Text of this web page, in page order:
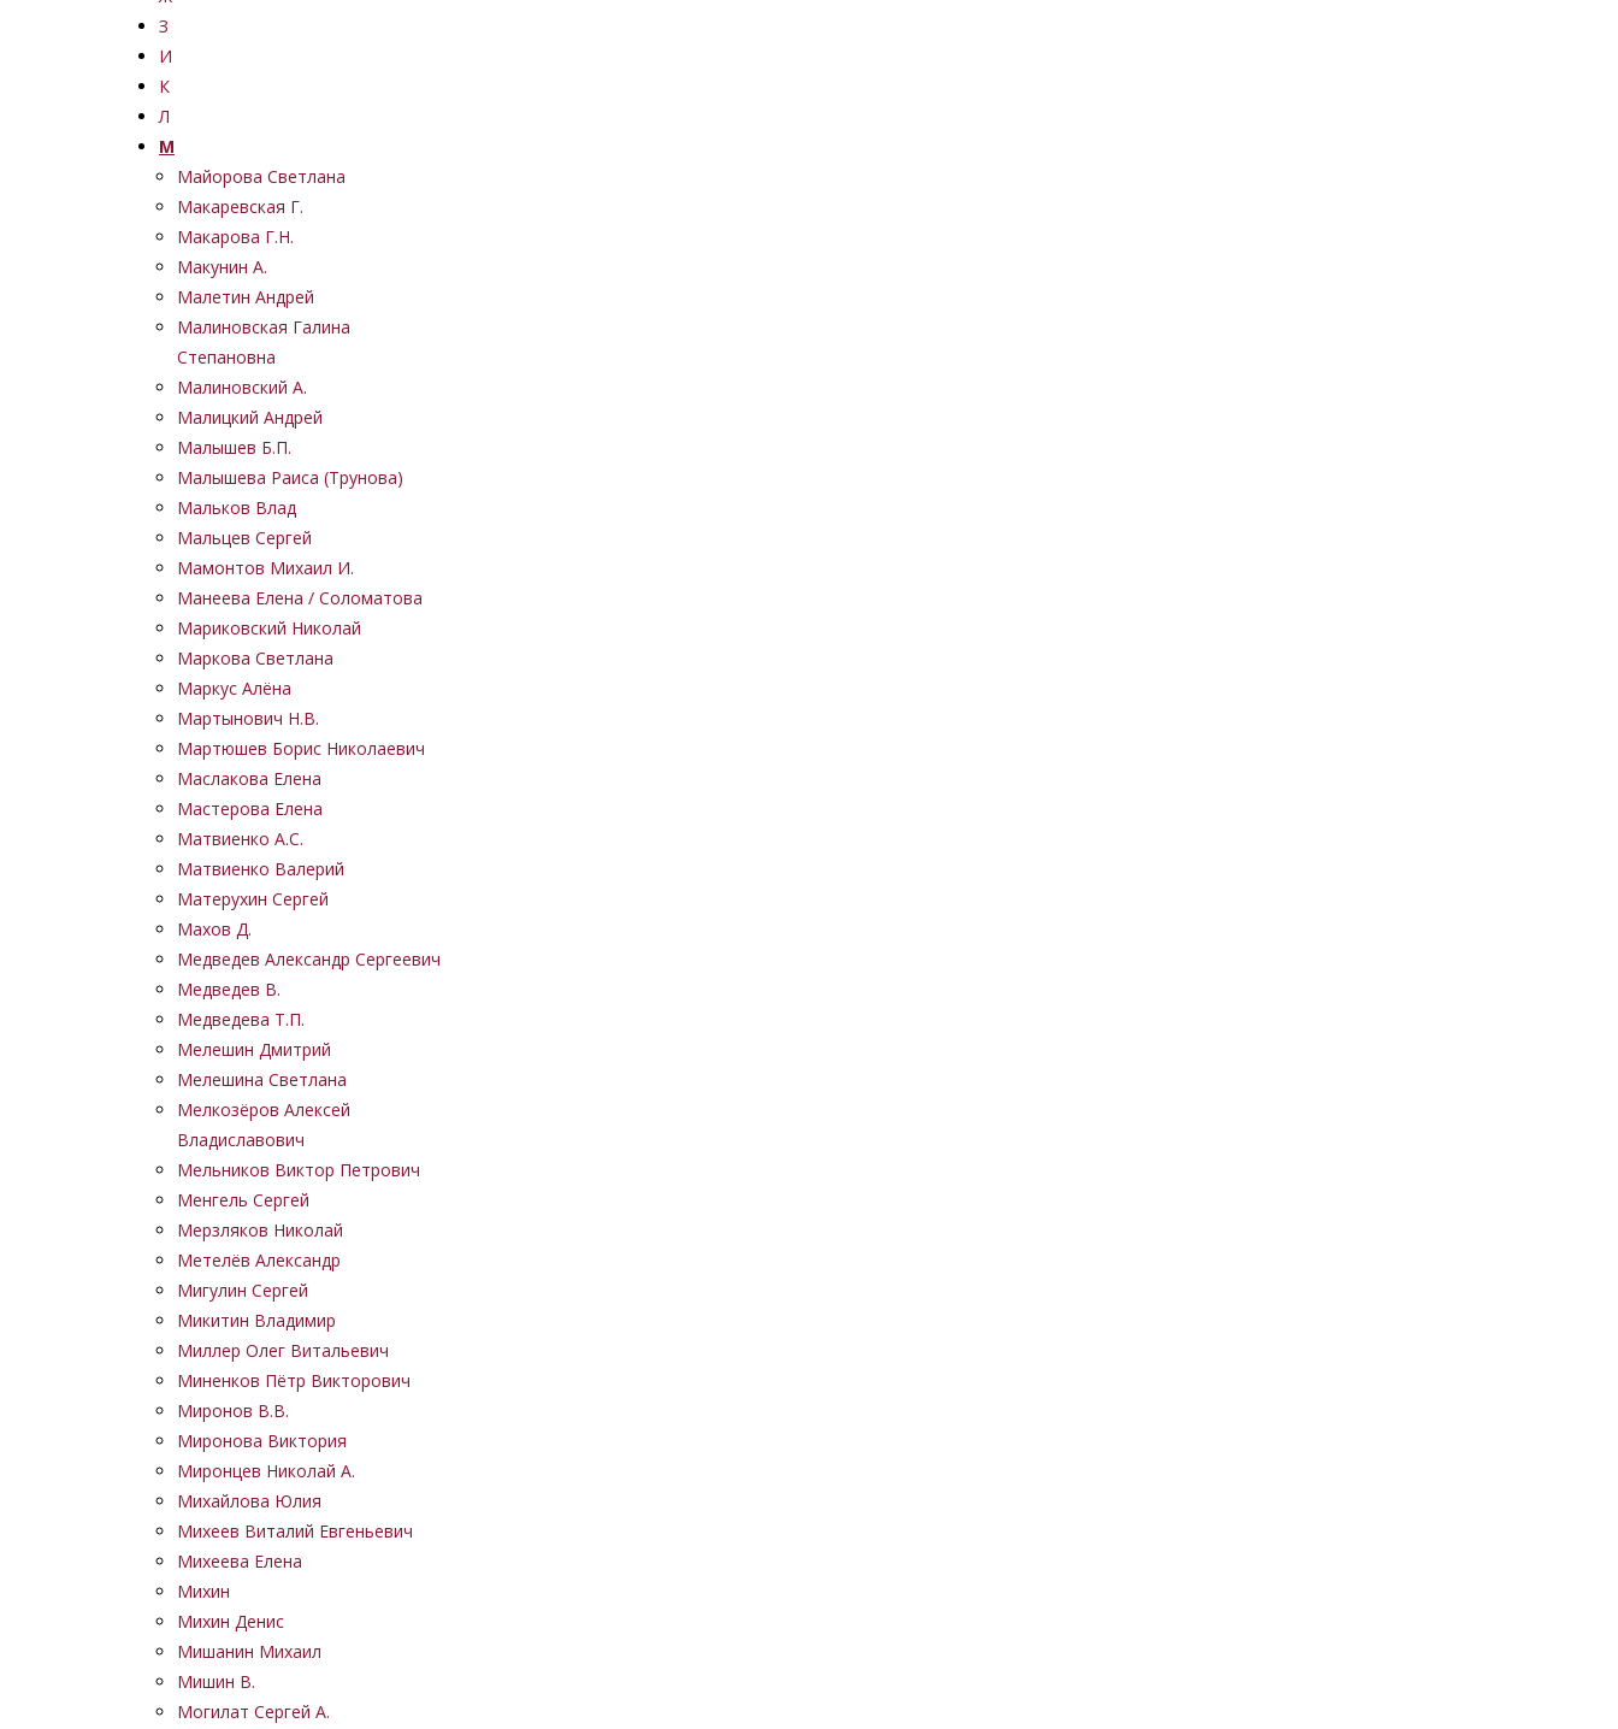
З
И
К
Л
М
Майорова Светлана
Макаревская Г.
Макарова Г.Н.
Макунин А.
Малетин Андрей
Малиновская Галина
Степановна
Малиновский А.
Малицкий Андрей
Малышев Б.П.
Малышева Раиса (Трунова)
Мальков Влад
Мальцев Сергей
Мамонтов Михаил И.
Манеева Елена / Соломатова
Мариковский Николай
Маркова Светлана
Маркус Алёна
Мартынович Н.В.
Мартюшев Борис Николаевич
Маслакова Елена
Мастерова Елена
Матвиенко А.С.
Матвиенко Валерий
Матерухин Сергей
Махов Д.
Медведев Александр Сергеевич
Медведев В.
Медведева Т.П.
Мелешин Дмитрий
Мелешина Светлана
Мелкозёров Алексей
Владиславович
Мельников Виктор Петрович
Менгель Сергей
Мерзляков Николай
Метелёв Александр
Мигулин Сергей
Микитин Владимир
Миллер Олег Витальевич
Миненков Пётр Викторович
Миронов В.В.
Миронова Виктория
Миронцев Николай А.
Михайлова Юлия
Михеев Виталий Евгеньевич
Михеева Елена
Михин
Михин Денис
Мишанин Михаил
Мишин В.
Могилат Сергей А.